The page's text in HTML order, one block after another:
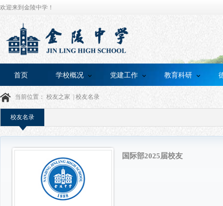
欢迎来到金陵中学！
首页 学校概况 党建工作 教育科研
当前位置： 校友之家 校友名录
校友名录
国际部2025届校友